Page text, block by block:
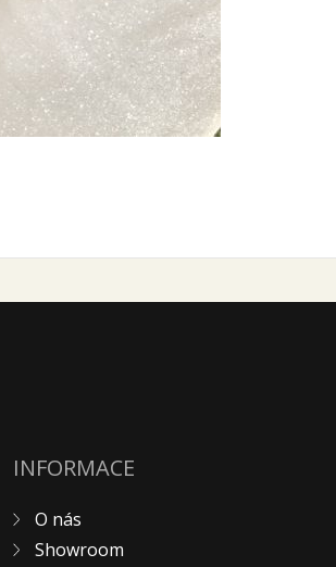
INFORMACE
O nás
Showroom